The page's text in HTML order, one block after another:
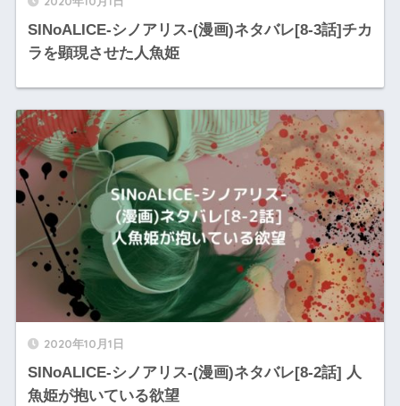
SINoALICE-シノアリス-(漫画)ネタバレ[8-3話]チカ
ラを顕現させた人魚姫
2020年10月1日
SINoALICE-シノアリス-(漫画)ネタバレ[8-2話] 人
魚姫が抱いている欲望